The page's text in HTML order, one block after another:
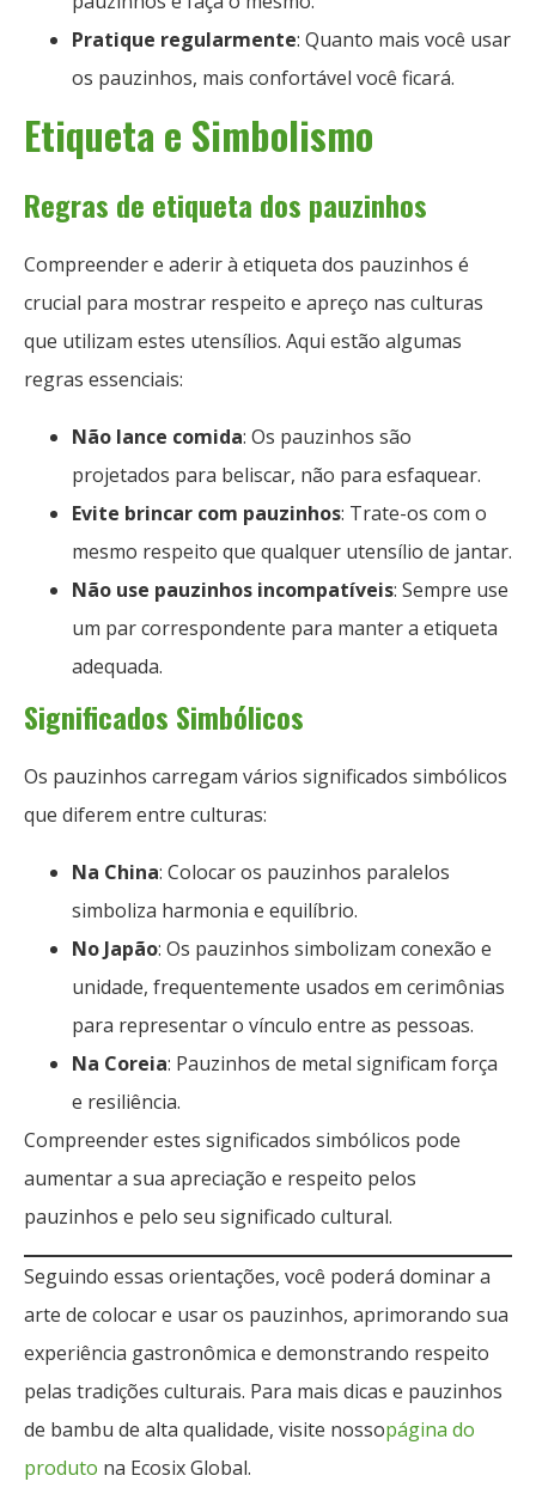
Pratique regularmente: Quanto mais você usar
os pauzinhos, mais confortável você ficará.
Etiqueta e Simbolismo
Regras de etiqueta dos pauzinhos
Compreender e aderir à etiqueta dos pauzinhos é
crucial para mostrar respeito e apreço nas culturas
que utilizam estes utensílios. Aqui estão algumas
regras essenciais:
Não lance comida: Os pauzinhos são
projetados para beliscar, não para esfaquear.
Evite brincar com pauzinhos: Trate-os com o
mesmo respeito que qualquer utensílio de jantar.
Não use pauzinhos incompatíveis: Sempre use
um par correspondente para manter a etiqueta
adequada.
Significados Simbólicos
Os pauzinhos carregam vários significados simbólicos
que diferem entre culturas:
Na China: Colocar os pauzinhos paralelos
simboliza harmonia e equilíbrio.
No Japão: Os pauzinhos simbolizam conexão e
unidade, frequentemente usados ​​em cerimônias
para representar o vínculo entre as pessoas.
Na Coreia: Pauzinhos de metal significam força
e resiliência.
Compreender estes significados simbólicos pode
aumentar a sua apreciação e respeito pelos
pauzinhos e pelo seu significado cultural.
Seguindo essas orientações, você poderá dominar a
arte de colocar e usar os pauzinhos, aprimorando sua
experiência gastronômica e demonstrando respeito
pelas tradições culturais. Para mais dicas e pauzinhos
de bambu de alta qualidade, visite nossopágina do
produto na Ecosix Global.